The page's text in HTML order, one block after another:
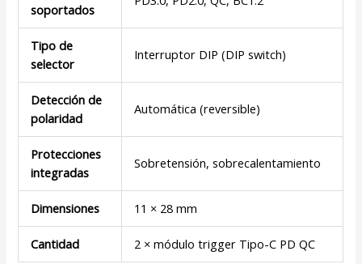
soportados
Tipo de
selector
Interruptor DIP (DIP switch)
Detección de
polaridad
Automática (reversible)
Protecciones
integradas
Sobretensión, sobrecalentamiento
Dimensiones 11 × 28 mm
Cantidad 2 × módulo trigger Tipo-C PD QC